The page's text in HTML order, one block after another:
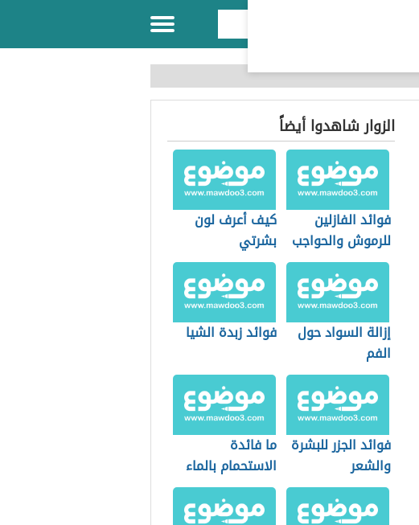
الزوار شاهدوا أيضاً
فوائد الفازلين
للرموش والحواجب
كيف أعرف لون
بشرتي
إزالة السواد حول
الفم
فوائد زبدة الشيا
فوائد الجزر للبشرة
والشعر
ما فائدة
الاستحمام بالماء
البارد